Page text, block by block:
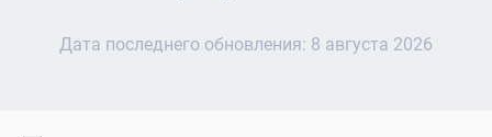
Дата последнего обновления: 8 августа 2026